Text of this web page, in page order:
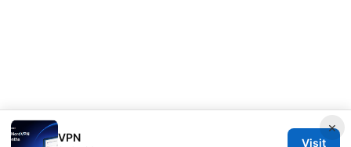
×
VPN Visit